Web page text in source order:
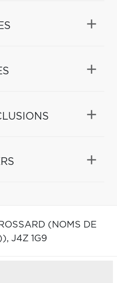
(NOMS DE
J4Z 1G9